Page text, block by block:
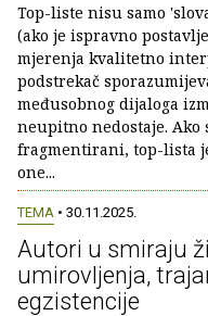
Top-liste nisu samo
(ako je ispravno
mjerenja kvalitetno
podstrekač
međusobnog dijaloga
neupitno nedostaje.
fragmentirani, top-lista
one...
TEMA • 30.11.2025.
Autori u smiraju
umirovljenja,
egzistencije